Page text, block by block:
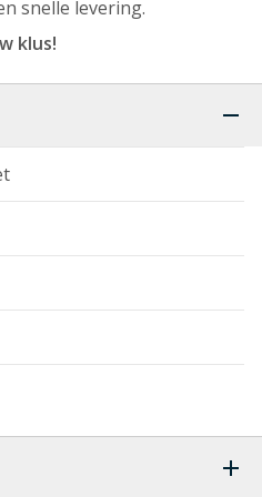
snelle levering.
klus!